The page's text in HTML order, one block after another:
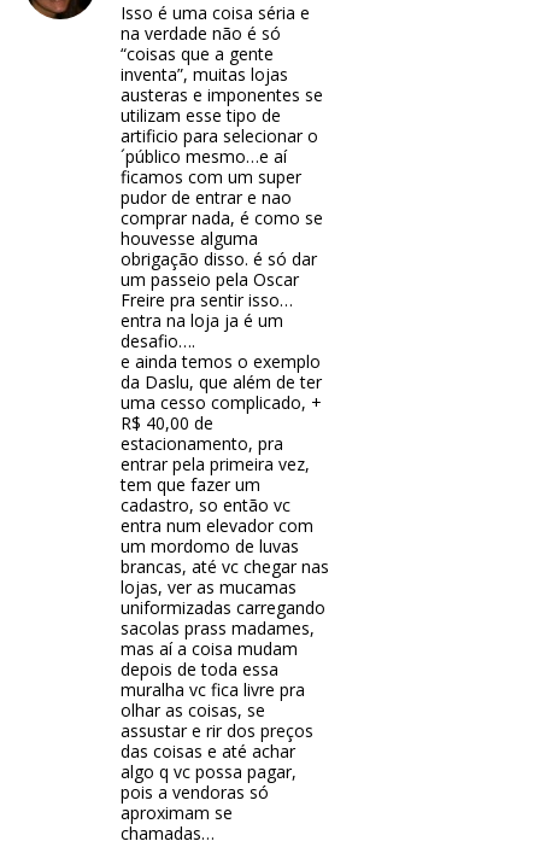
Isso é uma coisa séria e
na verdade não é só
“coisas que a gente
inventa”, muitas lojas
austeras e imponentes se
utilizam esse tipo de
artificio para selecionar o
´público mesmo…e aí
ficamos com um super
pudor de entrar e nao
comprar nada, é como se
houvesse alguma
obrigação disso. é só dar
um passeio pela Oscar
Freire pra sentir isso…
entra na loja ja é um
desafio….
e ainda temos o exemplo
da Daslu, que além de ter
uma cesso complicado, +
R$ 40,00 de
estacionamento, pra
entrar pela primeira vez,
tem que fazer um
cadastro, so então vc
entra num elevador com
um mordomo de luvas
brancas, até vc chegar nas
lojas, ver as mucamas
uniformizadas carregando
sacolas prass madames,
mas aí a coisa mudam
depois de toda essa
muralha vc fica livre pra
olhar as coisas, se
assustar e rir dos preços
das coisas e até achar
algo q vc possa pagar,
pois a vendoras só
aproximam se
chamadas…